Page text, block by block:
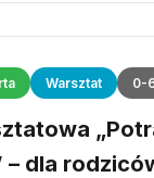
Warsztat 0-
– dla